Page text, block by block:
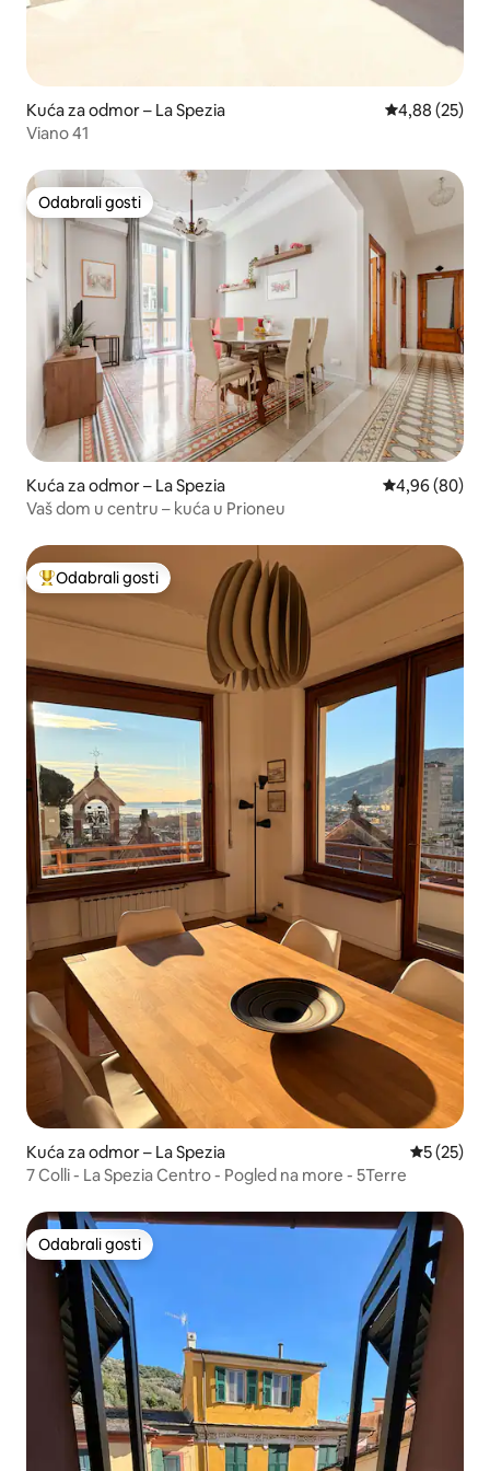
Kuća za odmor – La Spezia Prosječna
4,88 (25)
Viano 41
Odabrali gosti
Odabrali gosti
Kuća za odmor – La Spezia Prosječna
4,96 (80)
Vaš dom u centru – kuća u Prioneu
Među najviše rangiranima s oznakom „Odabrali gosti”
Odabrali gosti
Kuća za odmor – La Spezia Prosječna
5 (25)
7 Colli - La Spezia Centro - Pogled na more - 5Terre
Odabrali gosti
Odabrali gosti